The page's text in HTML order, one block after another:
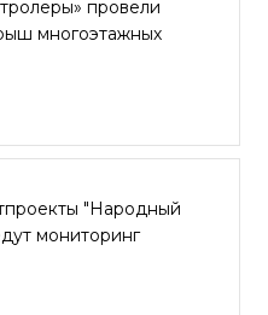
провели
многоэтажных
"Народный
мониторинг